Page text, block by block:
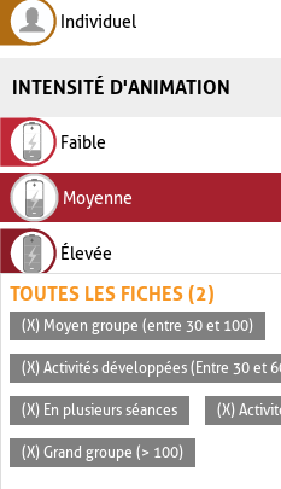
Individuel
INTENSITÉ D'ANIMATION
Faible
Moyenne
Élevée
TOUTES LES FICHES (2)
(X) Moyen groupe (entre 30 et 100)
(X) Activités développées (Entre 30 et
(X) En plusieurs séances (X)
(X) Grand groupe (> 100)